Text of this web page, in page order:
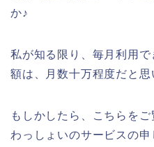
か♪
私が知る限り、毎月利用
額は、月数十万程度だと思
もしかしたら、こちらを
わっしょいのサービスの